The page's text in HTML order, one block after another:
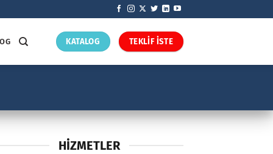
KATALOG TEKLİF İSTE
HIZMETLER